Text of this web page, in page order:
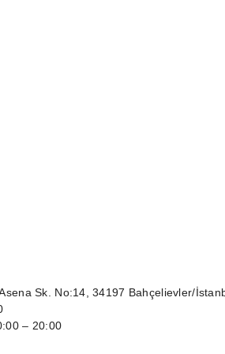
Sk. No:14, 34197 Bahçelievler/
– 20:00